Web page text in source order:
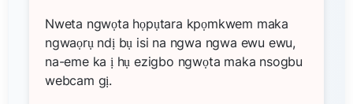
Nweta ngwọta họpụtara kpọmkwem maka
ngwaọrụ ndị bụ isi na ngwa ngwa ewu ewu,
na-eme ka ị hụ ezigbo ngwọta maka nsogbu
webcam gị.